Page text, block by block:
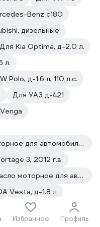
Избранное Профиль
Benz с180
дизельные
Для Kia Optima, д-2.0 л.
л.
Polo, д-1.6 л, 110 л.с.
Для УАЗ д-421
Для Chevrolet Epica (масло моторное для автомобилей)
3, 2012 г.в.
Для Renault Sandero, д-1.6 л. (масло моторное для автомобилей)
Vesta, д-1.8 л